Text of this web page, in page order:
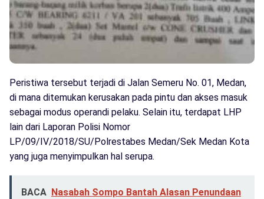
Peristiwa tersebut terjadi di Jalan Semeru No. 01, Medan,
di mana ditemukan kerusakan pada pintu dan akses masuk
sebagai modus operandi pelaku. Selain itu, terdapat LHP
lain dari Laporan Polisi Nomor
LP/09/IV/2018/SU/Polrestabes Medan/Sek Medan Kota
yang juga menyimpulkan hal serupa.
BACA Nasabah Sompo Bantah Alasan Penundaan